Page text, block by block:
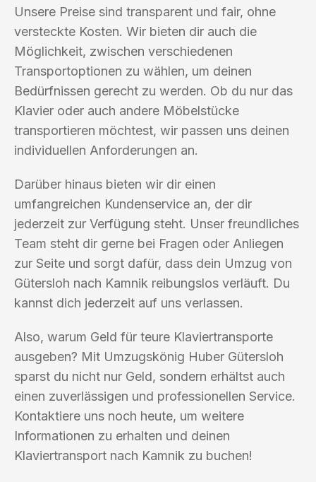
Unsere Preise sind transparent und fair, ohne
versteckte Kosten. Wir bieten dir auch die
Möglichkeit, zwischen verschiedenen
Transportoptionen zu wählen, um deinen
Bedürfnissen gerecht zu werden. Ob du nur das
Klavier oder auch andere Möbelstücke
transportieren möchtest, wir passen uns deinen
individuellen Anforderungen an.
Darüber hinaus bieten wir dir einen
umfangreichen Kundenservice an, der dir
jederzeit zur Verfügung steht. Unser freundliches
Team steht dir gerne bei Fragen oder Anliegen
zur Seite und sorgt dafür, dass dein Umzug von
Gütersloh nach Kamnik reibungslos verläuft. Du
kannst dich jederzeit auf uns verlassen.
Also, warum Geld für teure Klaviertransporte
ausgeben? Mit Umzugskönig Huber Gütersloh
sparst du nicht nur Geld, sondern erhältst auch
einen zuverlässigen und professionellen Service.
Kontaktiere uns noch heute, um weitere
Informationen zu erhalten und deinen
Klaviertransport nach Kamnik zu buchen!